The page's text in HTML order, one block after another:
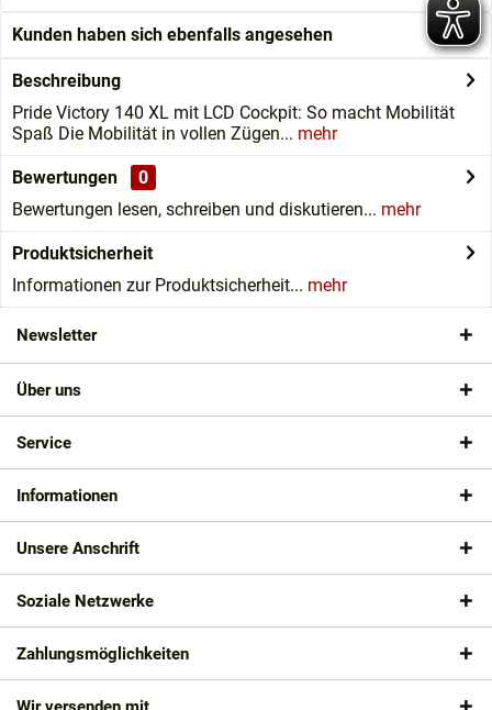
Kunden haben sich ebenfalls angesehen
Beschreibung
Pride Victory 140 XL mit LCD Cockpit: So macht Mobilität
Spaß Die Mobilität in vollen Zügen... mehr
Bewertungen
0
Bewertungen lesen, schreiben und diskutieren... mehr
Produktsicherheit
Informationen zur Produktsicherheit... mehr
Newsletter
Über uns
Service
Informationen
Unsere Anschrift
Soziale Netzwerke
Zahlungsmöglichkeiten